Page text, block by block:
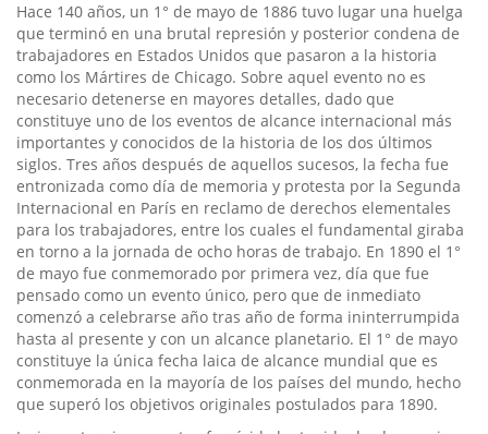
Hace 140 años, un 1° de mayo de 1886 tuvo lugar una huelga
que terminó en una brutal represión y posterior condena de
trabajadores en Estados Unidos que pasaron a la historia
como los Mártires de Chicago. Sobre aquel evento no es
necesario detenerse en mayores detalles, dado que
constituye uno de los eventos de alcance internacional más
importantes y conocidos de la historia de los dos últimos
siglos. Tres años después de aquellos sucesos, la fecha fue
entronizada como día de memoria y protesta por la Segunda
Internacional en París en reclamo de derechos elementales
para los trabajadores, entre los cuales el fundamental giraba
en torno a la jornada de ocho horas de trabajo. En 1890 el 1°
de mayo fue conmemorado por primera vez, día que fue
pensado como un evento único, pero que de inmediato
comenzó a celebrarse año tras año de forma ininterrumpida
hasta al presente y con un alcance planetario. El 1° de mayo
constituye la única fecha laica de alcance mundial que es
conmemorada en la mayoría de los países del mundo, hecho
que superó los objetivos originales postulados para 1890.